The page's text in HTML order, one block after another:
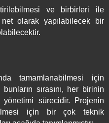
ve birbirleri ile
olarak yapılabilecek bir
tamamlanabilmesi için
sırasını, her birinin
yönetimi sürecidir. Projenin
için bir çok teknik